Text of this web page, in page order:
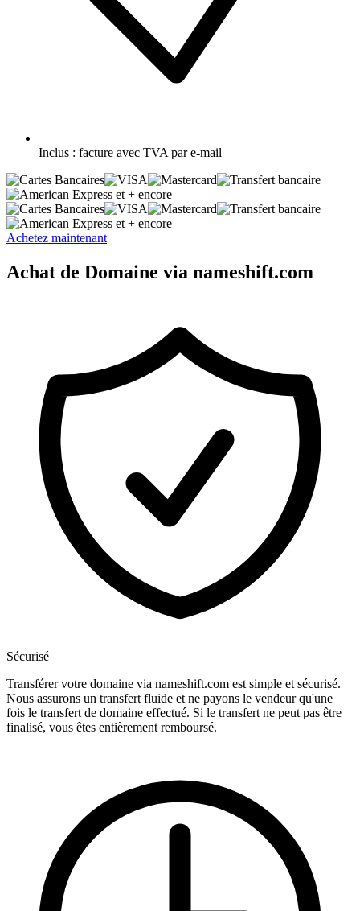
Inclus : facture avec TVA par e-mail
et + encore
et + encore
Achetez maintenant
Achat de Domaine via nameshift.com
Sécurisé
Transférer votre domaine via nameshift.com est simple et sécurisé.
Nous assurons un transfert fluide et ne payons le vendeur qu'une
fois le transfert de domaine effectué. Si le transfert ne peut pas être
finalisé, vous êtes entièrement remboursé.